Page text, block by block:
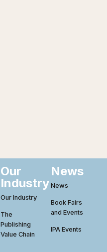
Our
Industry
Our Industry
The
Publishing
Value Chain
News
News
Book Fairs
and Events
IPA Events